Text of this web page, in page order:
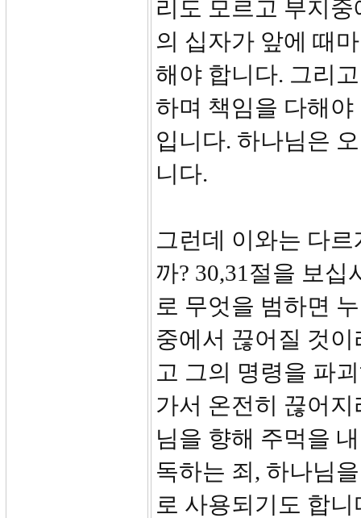
리도 모르고 부지
의 십자가 앞에 때
해야 합니다. 그리
하며 책임을 다해
입니다. 하나님은
니다.
그런데 이와는 다
까? 30,31절을 보
로 무엇을 범하면
중에서 끊어질 것
고 그의 명령을 파
가서 온전히 끊어
님을 향해 주먹을
독하는 죄, 하나님
로 사용되기도 합